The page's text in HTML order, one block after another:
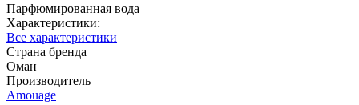
Парфюмированная вода
Характеристики:
Все характеристики
Страна бренда
Оман
Производитель
Amouage